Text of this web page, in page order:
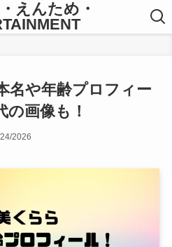
えんため・
名や年齢プロフィー
の画像も！
2026